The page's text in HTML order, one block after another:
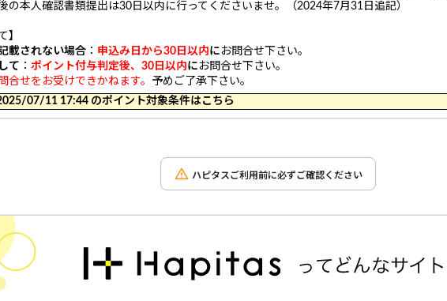
の本人確認書類提出は30日以内に行ってくださいませ。（2024年7月31日追記）
】
載されない場合 ： 申込み日から30日以内 に お問合せ下さい。
て ： ポイント付与判定後、30日以内 に お問合せ下さい。
せをお受けできかねます。 予めご了承下さい。
07/11 17:44 のポイント対象条件はこちら
ハピタスご利用前に必ずご確認ください